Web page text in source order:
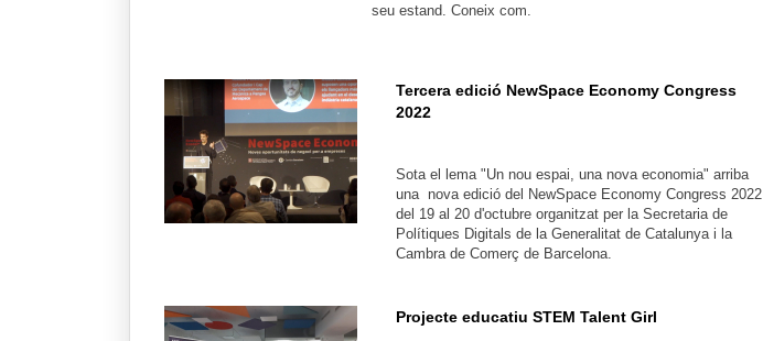
seu estand. Coneix com.
Tercera edició NewSpace Economy Congress
2022
Sota el lema "Un nou espai, una nova economia" arriba
una nova edició del NewSpace Economy Congress 2022
del 19 al 20 d'octubre organitzat per la Secretaria de
Polítiques Digitals de la Generalitat de Catalunya i la
Cambra de Comerç de Barcelona.
Projecte educatiu STEM Talent Girl